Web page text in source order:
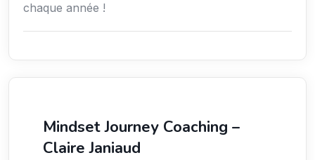
chaque année !
Mindset Journey Coaching –
Claire Janiaud